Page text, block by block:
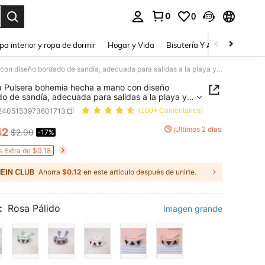
0 0
interior y ropa de dormir Hogar y Vida Bisutería Y Accesorios
1 pieza Pulsera bohemia hecha a mano con diseño bordado de sandía, adecuada para salidas a la playa y viajes de verano
Pulsera bohemia hecha a mano con diseño
de sandía, adecuada para salidas a la playa y
verano
(100+ Comentarios)
AND AVAILABILITY
$2.90 -17% ¡Últimos 2 días
Extra de $0.18
Ahorra $0.12 en este artículo después de unirte.
Rosa Pálido Imagen grande